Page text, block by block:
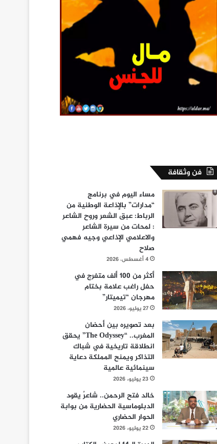
فن وثقافة
مساء اليوم في برنامج
“مدارات” بالإذاعة الوطنية من
الرباط: عبق الشعر وروح الشاعر
: لمحات من سيرة الشاعر
والاعلامي الإذاعي وجيه فهمي
صلاح
4 أغسطس، 2026
أكثر من 100 ألف متفرج في
حفل راغب علامة بختام
مهرجان “تيميتار”
27 يوليو، 2026
بعد تصويره بين أحضان
المغرب.. “The Odyssey” يحقق
انطلاقة تاريخية في شباك
التذاكر ويمنح المملكة دعاية
سينمائية عالمية
23 يوليو، 2026
خالد فتح الرحمن.. شاعرٌ يقود
الدبلوماسية الحضارية من بوابة
الحوار الحضاري
22 يوليو، 2026